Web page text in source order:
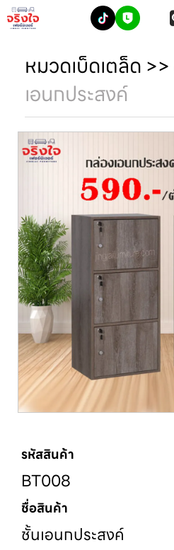
หมวดเบ็ดเตล็ด >>
เอนกประสงค์
รหัสสินค้า
BT008
ชื่อสินค้า
ชั้นเอนกประสงค์